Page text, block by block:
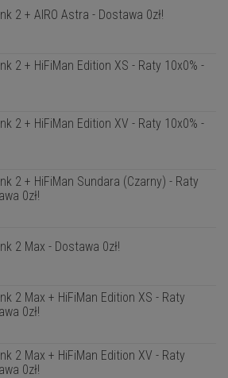
2 + AIRO Astra - Dostawa 0zł!
2 + HiFiMan Edition XS - Raty 10x0% -
2 + HiFiMan Edition XV - Raty 10x0% -
2 + HiFiMan Sundara (Czarny) - Raty
0zł!
2 Max - Dostawa 0zł!
2 Max + HiFiMan Edition XS - Raty
0zł!
2 Max + HiFiMan Edition XV - Raty
0zł!